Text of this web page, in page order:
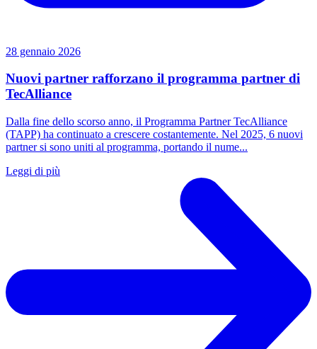
28 gennaio 2026
Nuovi partner rafforzano il programma partner di
TecAlliance
Dalla fine dello scorso anno, il Programma Partner TecAlliance
(TAPP) ha continuato a crescere costantemente. Nel 2025, 6 nuovi
partner si sono uniti al programma, portando il nume...
Leggi di più